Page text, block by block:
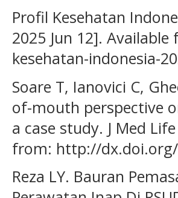
Profil Kesehatan
2025 Jun 12].
kesehatan-indonesia-
Soare T, Ianovici C,
of-mouth perspective
a case study. J Med
from: http://dx.doi.org/
Reza LY. Bauran